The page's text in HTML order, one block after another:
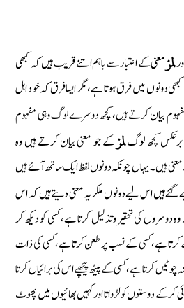
لمزمعنی کے اعتبار سے باہم اتنے قریب ہیں کہ کبھی
دونوں میں فرق ہوتا ہے، مگر ایسا فرق کہ خود اہل
بیان کرتے ہیں، کچھ دوسرے لوگ وہی مفہوم
کچھ لوگلمزکے جو معنی بیان کرتے ہیں وہ
ہیں۔ یہاں چونکہ دونوں لفظ ایک ساتھ آئے ہیں
گئے ہیں اس لیے دونوں ملکر یہ معنی دیتے ہیں کہ اس
کی تحقیر و تذلیل کرتا ہے، کسی کو دیکھ کر
کرتا ہے، کسی کے نسب پر طعن کرتا ہے، کسی کی ذات
کرتا ہے، کسی کے پیٹھ پیچھے اس کی برائیاں کرتا
کر کے دوستوں کو لڑواتا اور کہیں بھائیوں میں پھوٹ